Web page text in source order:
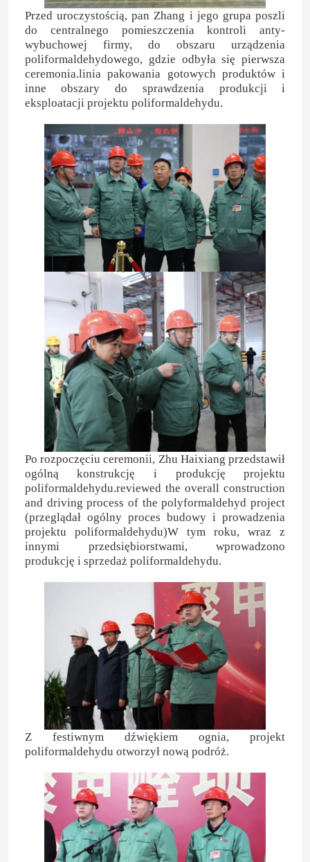
Przed uroczystością, pan Zhang i jego grupa poszli
do centralnego pomieszczenia kontroli anty-
wybuchowej firmy, do obszaru urządzenia
poliformaldehydowego, gdzie odbyła się pierwsza
ceremonia.linia pakowania gotowych produktów i
inne obszary do sprawdzenia produkcji i
eksploatacji projektu poliformaldehydu.
Po rozpoczęciu ceremonii, Zhu Haixiang przedstawił
ogólną konstrukcję i produkcję projektu
poliformaldehydu.reviewed the overall construction
and driving process of the polyformaldehyd project
(przeglądał ogólny proces budowy i prowadzenia
projektu poliformaldehydu)W tym roku, wraz z
innymi przedsiębiorstwami, wprowadzono
produkcję i sprzedaż poliformaldehydu.
Z festiwnym dźwiękiem ognia, projekt
poliformaldehydu otworzył nową podróż.